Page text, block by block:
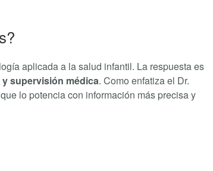
aplicada a la salud infantil. La respuesta es
supervisión médica. Como enfatiza el Dr.
lo potencia con información más precisa y